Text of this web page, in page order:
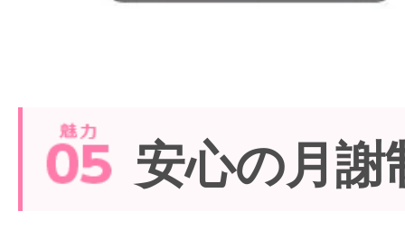
安心の月謝